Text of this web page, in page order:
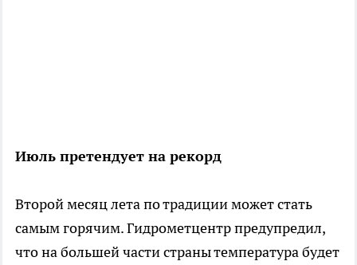
Июль претендует на рекорд
Второй месяц лета по традиции может стать
самым горячим. Гидрометцентр предупредил,
что на большей части страны температура будет